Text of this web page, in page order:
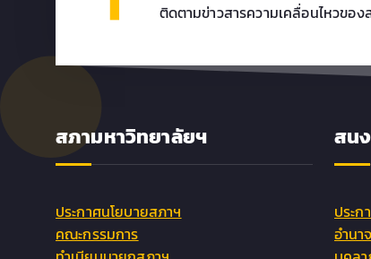
ติดตามข่าวสารความเคลื่อนไหวขอ
สภามหาวิทยาลัยฯ
ประกาศนโยบายสภาฯ
คณะกรรมการ
สน
ประ
อำนา